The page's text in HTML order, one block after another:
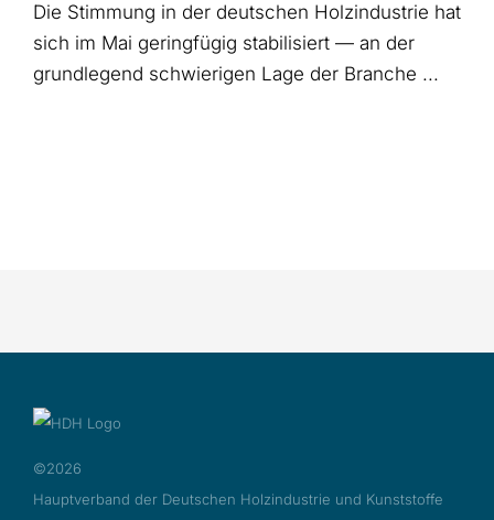
Die Stimmung in der deutschen Holzindustrie hat
sich im Mai geringfügig stabilisiert — an der
grundlegend schwierigen Lage der Branche ...
©2026
Hauptverband der Deutschen Holzindustrie und Kunststoffe